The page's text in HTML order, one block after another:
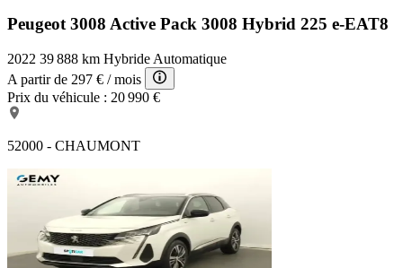
Peugeot 3008 Active Pack 3008 Hybrid 225 e-EAT8
2022 39 888 km Hybride Automatique
A partir de 297 € / mois
Prix du véhicule : 20 990 €
52000 - CHAUMONT